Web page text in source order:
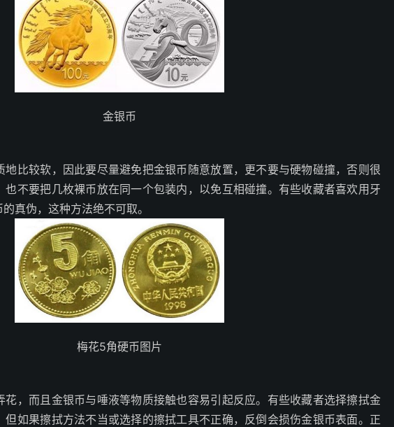
金银币
比较软，因此要尽量避免把金银币随意放置，更不要与硬物碰撞，否则很
也不要把几枚裸币放在同一个包装内，以免互相碰撞。有些收藏者喜欢用牙
真伪，这种方法绝不可取。
梅花5角硬币图片
花，而且金银币与唾液等物质接触也容易引起反应。有些收藏者选择擦拭金
如果擦拭方法不当或选择的擦拭工具不正确，反倒会损伤金银币表面。正